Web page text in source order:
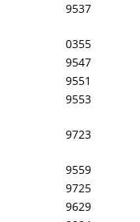
9537
0355
9547
9551
9553
9723
9559
9725
9629